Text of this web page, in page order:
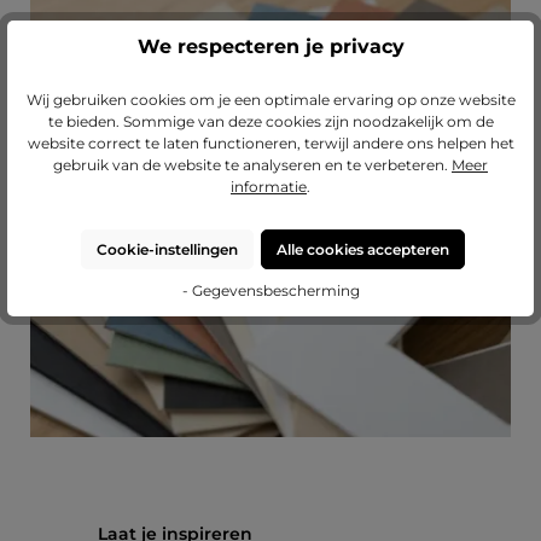
Passend passe-partout?
Verfraai je lijst met een hoogwaardig passe-
partout van Mijn Favoriete Lijst.
naar onze passe-partouts
Productgalerij overslaan
Laat je inspireren
We respecteren je privacy
Wij gebruiken cookies om je een optimale ervaring op onze website
te bieden. Sommige van deze cookies zijn noodzakelijk om de
website correct te laten functioneren, terwijl andere ons helpen het
gebruik van de website te analyseren en te verbeteren. Meer
informatie.
Cookie-instellingen Alle cookies accepteren
- Gegevensbescherming